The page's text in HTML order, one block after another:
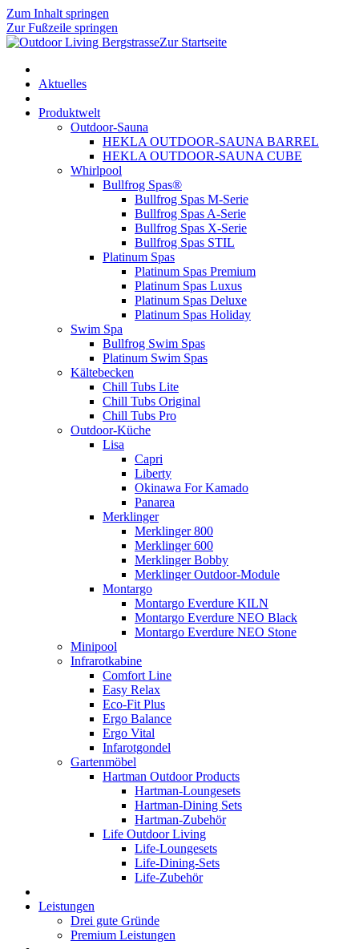
Zum Inhalt springen
Zur Fußzeile springen
Zur Startseite
Aktuelles
Produktwelt
Outdoor-Sauna
HEKLA OUTDOOR-SAUNA BARREL
HEKLA OUTDOOR-SAUNA CUBE
Whirlpool
Bullfrog Spas®
Bullfrog Spas M-Serie
Bullfrog Spas A-Serie
Bullfrog Spas X-Serie
Bullfrog Spas STIL
Platinum Spas
Platinum Spas Premium
Platinum Spas Luxus
Platinum Spas Deluxe
Platinum Spas Holiday
Swim Spa
Bullfrog Swim Spas
Platinum Swim Spas
Kältebecken
Chill Tubs Lite
Chill Tubs Original
Chill Tubs Pro
Outdoor-Küche
Lisa
Capri
Liberty
Okinawa For Kamado
Panarea
Merklinger
Merklinger 800
Merklinger 600
Merklinger Bobby
Merklinger Outdoor-Module
Montargo
Montargo Everdure KILN
Montargo Everdure NEO Black
Montargo Everdure NEO Stone
Minipool
Infrarotkabine
Comfort Line
Easy Relax
Eco-Fit Plus
Ergo Balance
Ergo Vital
Infarotgondel
Gartenmöbel
Hartman Outdoor Products
Hartman-Loungesets
Hartman-Dining Sets
Hartman-Zubehör
Life Outdoor Living
Life-Loungesets
Life-Dining-Sets
Life-Zubehör
Leistungen
Drei gute Gründe
Premium Leistungen